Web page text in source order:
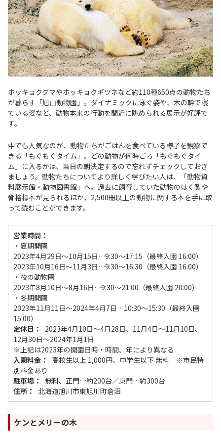
ホッキョクグマやホッキョクギツネなど約110種650点の動物たち
が暮らす「旭山動物園」。ダイナミックに泳ぐ姿や、木の幹で寝
ている姿など、動物本来の行動を間近に眺められる展示が好評で
す。
中でも人気なのが、動物たちがごはんを食べている様子を観察で
きる「もぐもぐタイム」。どの動物が何時ごろ「もぐもぐタイ
ム」に入るかは、当日の朝決定するので忘れずチェックしておき
ましょう。動物たちについてより詳しく学びたい人は、「動物資
料展示館・動物図書館」へ。過去に飼育していた動物のはく製や
骨格標本が見られるほか、2,500冊以上の動物に関する本を手に取
って読むことができます。
営業時間：
・夏期開園
2023年4月29日～10月15日…9:30～17:15（最終入園 16:00）
2023年10月16日～11月3日…9:30～16:30（最終入園 16:00）
・夜の動物園
2023年8月10日～8月16日…9:30～21:00（最終入園 20:00）
・冬期開園
2023年11月11日～2024年4月7日…10:30～15:30（最終入園
15:00）
定休日：
2023年4月10日～4月28日、11月4日～11月10日、
12月30日～2024年1月1日
※上記は2023年の開園日時・時間、年により異なる
入園料金：
高校生以上 1,000円、中学生以下 無料 ※市民特
別料金あり
駐車場：
無料、正門…約200台／東門…約300台
住所：
北海道旭川市東旭川町倉沼
ケンとメリーの木